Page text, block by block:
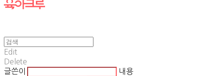
Edit
Delete
글쓴이
내용